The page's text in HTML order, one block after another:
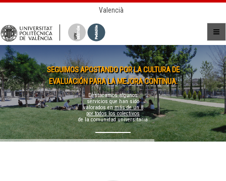
Valencià
SEGUIMOS APOSTANDO POR LA CULTURA DE
EVALUACIÓN PARA LA MEJORA CONTINUA.
Destacamos algunos
servicios que han sido
valorados enmás de un 8
por todos los colectivos
de la comunidad universitaria